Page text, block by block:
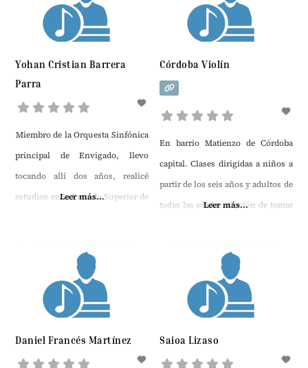
los más pequeños proponemos
talleres de juegos musicales, de
audiciones comentadas, música y
gastronomía… Estas actividades
Yohan Cristian Barrera
Parra
Miembro de la Orquesta Sinfónica
principal de Envigado, llevo
tocando allí dos años, realicé
estudios en la Escuela Superior de
Flórez, y en la Fundación “Red de
escuelas de música de Medellín”.
Recientemente asistí a una clase
maestra dictada por Alexis
Cárdenas. Doy apoyo
instrumental y teórico en el
Leer más...
Córdoba Violín
En barrio Matienzo de Córdoba
capital. Clases dirigidas a niños a
partir de los seis años y adultos de
todas las edades. Opción de tomar
y el horario para las clases sin
moverte de tu casa.
Leer más...
Daniel Francés Martínez Saioa Lizaso